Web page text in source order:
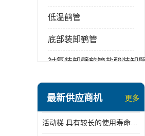
低温鹤管
底部装卸鹤管
衬氟装卸臂鹤管盐酸装卸臂
顶部装卸车鹤管
液氨液化气鹤管
最新供应商机 更多
活动梯 具有较长的使用寿命和耐用性 一般采用高强度材料制造